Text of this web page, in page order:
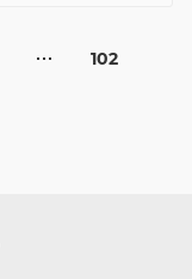
102